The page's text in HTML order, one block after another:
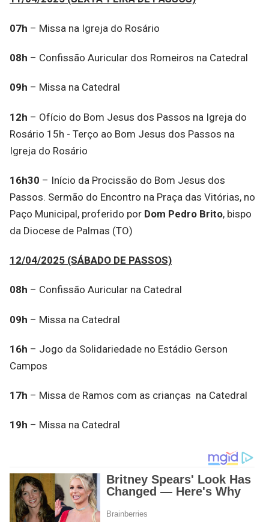
07h – Missa na Igreja do Rosário
08h – Confissão Auricular dos Romeiros na Catedral
09h – Missa na Catedral
12h – Ofício do Bom Jesus dos Passos na Igreja do
Rosário 15h - Terço ao Bom Jesus dos Passos na
Igreja do Rosário
16h30 – Início da Procissão do Bom Jesus dos
Passos. Sermão do Encontro na Praça das Vitórias, no
Paço Municipal, proferido por Dom Pedro Brito, bispo
da Diocese de Palmas (TO)
12/04/2025 (SÁBADO DE PASSOS)
08h – Confissão Auricular na Catedral
09h – Missa na Catedral
16h – Jogo da Solidariedade no Estádio Gerson
Campos
17h – Missa de Ramos com as crianças na Catedral
19h – Missa na Catedral